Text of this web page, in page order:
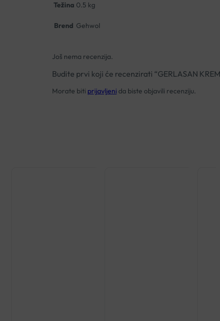
Težina 0.5 kg
Brend Gehwol
Još nema recenzija.
Budite prvi koji će recenzirati “GERLASAN
Morate biti prijavljeni da biste objavili recenziju.